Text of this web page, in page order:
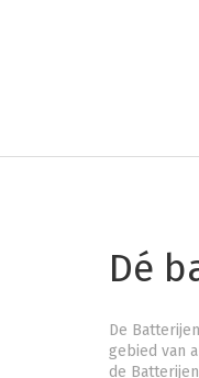
Dé
De
gebied van
de